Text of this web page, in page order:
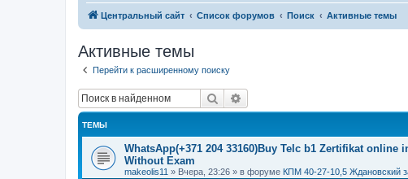
Центральный сайт Список форумов Поиск Активные темы
Активные темы
Перейти к расширенному поиску
Поиск
ТЕМЫ
WhatsApp(+371 204 33160)Buy Telc b1 Zertifikat
Without Exam
makeolis11 » Вчера, 23:26 » в форуме КПМ 40-27-10,5 Ждановский